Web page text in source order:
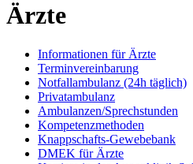
Ärzte
Informationen für Ärzte
Terminvereinbarung
Notfallambulanz (24h täglich)
Privatambulanz
Ambulanzen/Sprechstunden
Kompetenzmethoden
Knappschafts-Gewebebank
DMEK für Ärzte